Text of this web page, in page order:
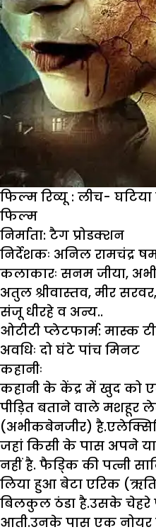
फिल्म रिव्यू : लीच-
फिल्म
निर्माता: टैग प्रोडक्शन
निर्देशकः अनिल रामचंद्र
कलाकारः सनम जीया,
अतुल श्रीवास्तव, मीर
संजू धीरहे व अन्य..
ओटीटी प्लेटफार्म: मास्क
अवधिः दो घंटे पांच मिनट
कहानीः
कहानी के केंद्र में खुद को
पीड़ित बताने वाले
(अभीकबेनजीर)
जहां किसी के पास अपने
नहीं है. फैड्कि की पत्नी
लिया हुआ बेटा एरिक
बिलकुल ठंडा है.उसके चेहरे
आती.उनके पास एक